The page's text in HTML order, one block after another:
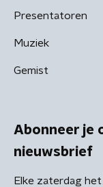
Presentatoren
Muziek
Gemist
Abonneer je
nieuwsbrief
Elke zaterdag